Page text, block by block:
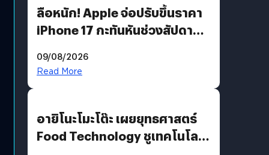
ลือหนัก! Apple จ่อปรับขึ้นราคา
iPhone 17 กะทันหันช่วงสัปดาห์ที่
09/08/2026
Read More
อายิโนะโมะโต๊ะ เผยยุทธศาสตร์
Food Technology ชูเทคโนโลยี